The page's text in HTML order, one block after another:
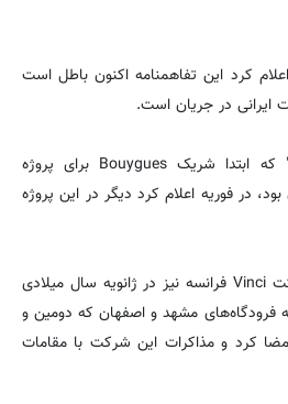
سخنگوی شرکت Bouygues اعلام کرد این تفاهمنامه اکنون باطل است
ایرانی در جریان است.
شرکت "ائروپورت دو پاریس" که ابتدا شریک Bouygues برای پروژه
در فوریه اعلام کرد دیگر در این پروژه
بر اساس گزارش رویترز، شرکت Vinci فرانسه نیز در ژانویه سال میلادی
فرودگاه‌های مشهد و اصفهان که دومین و
کرد و مذاکرات این شرکت با مقامات